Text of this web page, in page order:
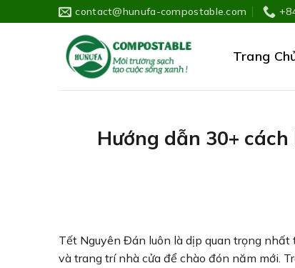
to
contact@hunufa-compostable.com
Trang
Hướng dẫn 30+
Tết Nguyên Đán luôn là dịp quan trọng
và trang trí nhà cửa để chào đón năm mới.